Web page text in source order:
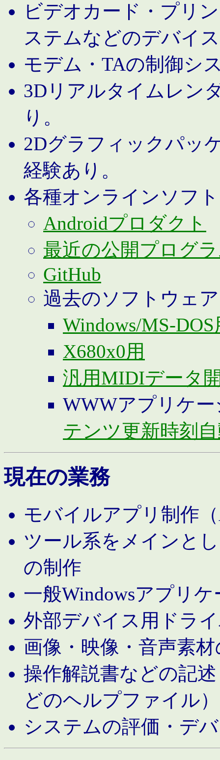
ビデオカード・プリ
ステムなどのデバイ
モデム・TAの制御シ
3Dリアルタイムレン
り。
2Dグラフィックパッ
経験あり。
各種オンラインソフ
Androidプロダクト
最近の公開プログ
GitHub
過去のソフトウェア
Windows/MS-DOS
X680x0用
汎用MIDIデータ
WWWアプリケ
テンツ更新時刻
現在の業務
モバイルアプリ制作
ツール系をメインと
の制作
一般Windowsアプリ
外部デバイス用ドラ
画像・映像・音声素
操作解説書などの記
どのヘルプファイル）
システムの評価・デ